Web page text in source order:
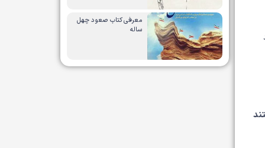
معرفی کتاب صعود چهل
ساله